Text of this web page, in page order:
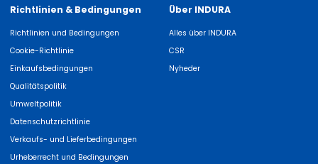
Richtlinien & Bedingungen
Richtlinien und Bedingungen
Cookie-Richtlinie
Einkaufsbedingungen
Qualitätspolitik
Umweltpolitik
Datenschutzrichtlinie
Verkaufs- und Lieferbedingungen
Urheberrecht und Bedingungen
Über INDURA
Alles über INDURA
CSR
Nyheder